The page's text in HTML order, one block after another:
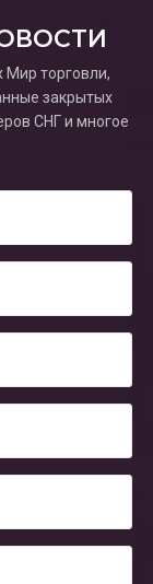
Мир торговли,
закрытых
СНГ и многое